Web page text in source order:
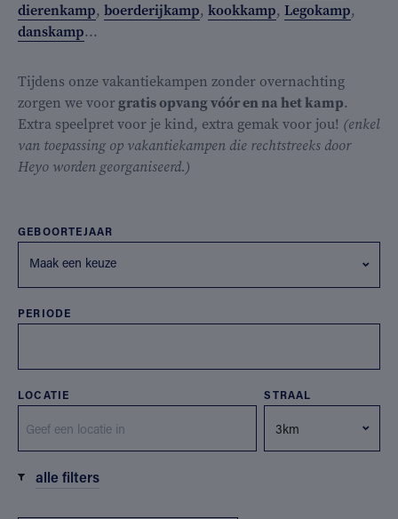
dierenkamp, boerderijkamp, kookkamp, Legokamp,
danskamp...
Tijdens onze vakantiekampen zonder overnachting
zorgen we voorgratis opvang vóór en na het kamp.
Extra speelpret voor je kind, extra gemak voor jou! (enkel
van toepassing op vakantiekampen die rechtstreeks door
Heyo worden georganiseerd.)
GEBOORTEJAAR
Maak een keuze
PERIODE
LOCATIE STRAAL
alle filters